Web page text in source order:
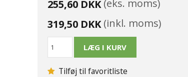
255,60 DKK(eks. moms)
319,50 DKK(inkl. moms)
Tilføj til favoritliste